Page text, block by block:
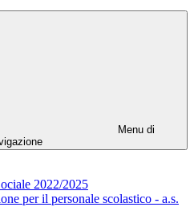
Menu di
2022/2025
per il personale scolastico - a.s.